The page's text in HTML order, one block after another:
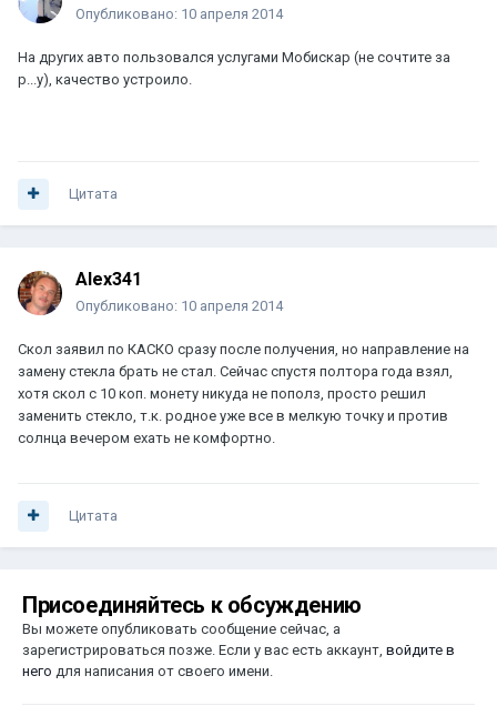
Опубликовано: 10 апреля 2014
На других авто пользовался услугами Мобискар (не сочтите за
р...у), качество устроило.
Цитата
Alex341
Опубликовано: 10 апреля 2014
Скол заявил по КАСКО сразу после получения, но направление на
замену стекла брать не стал. Сейчас спустя полтора года взял,
хотя скол с 10 коп. монету никуда не пополз, просто решил
заменить стекло, т.к. родное уже все в мелкую точку и против
солнца вечером ехать не комфортно.
Цитата
Присоединяйтесь к обсуждению
Вы можете опубликовать сообщение сейчас, а
зарегистрироваться позже. Если у вас есть аккаунт, войдите в
него для написания от своего имени.